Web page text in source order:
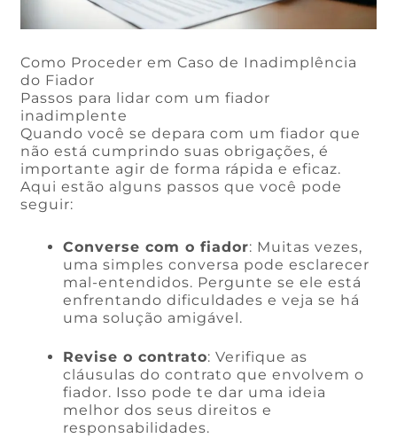
Como Proceder em Caso de Inadimplência
do Fiador
Passos para lidar com um fiador
inadimplente
Quando você se depara com um fiador que
não está cumprindo suas obrigações, é
importante agir de forma rápida e eficaz.
Aqui estão alguns passos que você pode
seguir:
Converse com o fiador: Muitas vezes,
uma simples conversa pode esclarecer
mal-entendidos. Pergunte se ele está
enfrentando dificuldades e veja se há
uma solução amigável.
Revise o contrato: Verifique as
cláusulas do contrato que envolvem o
fiador. Isso pode te dar uma ideia
melhor dos seus direitos e
responsabilidades.